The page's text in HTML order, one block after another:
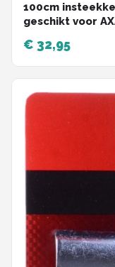
100cm
geschikt voor
€ 32,95